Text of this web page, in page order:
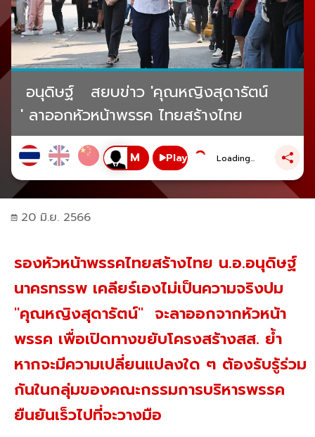
อนุดิษฐ์ สยบข่าว 'คุณหญิงสุดารัตน์
' ลาออกหัวหน้าพรรค ไทยสร้างไทย
Play Loading...
20 มิ.ย. 2566
รองหัวหน้าพรรคไทยสร้างไทย น.อ.อนุดิษฐ์
นาครทรรพ เคลียร์เองไม่เป็นความจริงปม
"คุณหญิงสุดารัตน์" จะลาออกจากหัวหน้า
พรรค เพื่อเปิดทางขยับโครงสร้างสส. ย้ำ
หากจะมีความเปลี่ยนแปลงใด ๆ ต้องรับรู้ร่วม
กันในกลุ่มของคณะกรรมการบริหารพรรค
ยืนยันเร็วไปที่จะวางมือ